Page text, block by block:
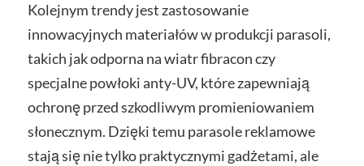
Kolejnym trendy jest zastosowanie
innowacyjnych materiałów w produkcji parasoli,
takich jak odporna na wiatr fibracon czy
specjalne powłoki anty-UV, które zapewniają
ochronę przed szkodliwym promieniowaniem
słonecznym. Dzięki temu parasole reklamowe
stają się nie tylko praktycznymi gadżetami, ale